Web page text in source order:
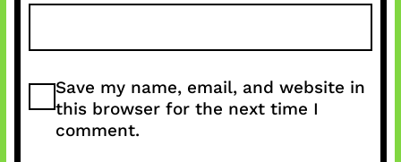
Save my name, email, and website in
this browser for the next time I
comment.